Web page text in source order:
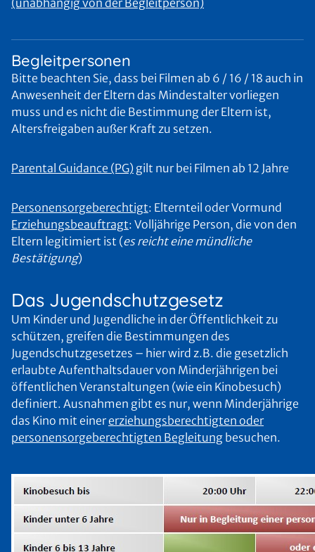
(unabhängig von der Begleitperson)
Begleitpersonen
Bitte beachten Sie, dass bei Filmen ab 6 / 16 / 18 auch in
Anwesenheit der Eltern das Mindestalter vorliegen
muss und es nicht die Bestimmung der Eltern ist,
Altersfreigaben außer Kraft zu setzen.
Parental Guidance (PG) gilt nur bei Filmen ab 12 Jahre
Personensorgeberechtigt: Elternteil oder Vormund
Erziehungsbeauftragt: Volljährige Person, die von den
Eltern legitimiert ist (es reicht eine mündliche
Bestätigung)
Das Jugendschutzgesetz
Um Kinder und Jugendliche in der Öffentlichkeit zu
schützen, greifen die Bestimmungen des
Jugendschutzgesetzes – hier wird z.B. die gesetzlich
erlaubte Aufenthaltsdauer von Minderjährigen bei
öffentlichen Veranstaltungen (wie ein Kinobesuch)
definiert. Ausnahmen gibt es nur, wenn Minderjährige
das Kino mit einererziehungsberechtigten oder
personensorgeberechtigten Begleitung besuchen.